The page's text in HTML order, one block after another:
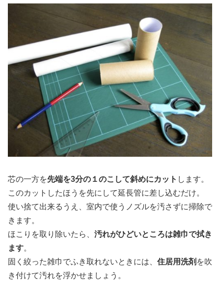
芯の一方を先端を3分の１のこして斜めにカット します。
このカットしたほうを先にして延長管に差し込むだけ。
使い捨て出来るうえ、室内で使うノズルを汚さずに掃除で
きます。
ほこりを取り除いたら、 汚れがひどいところは雑巾で拭き
ます。
固く絞った雑巾でふき取れないときには、 住居用洗剤 を吹
き付けて汚れを浮かせましょう。